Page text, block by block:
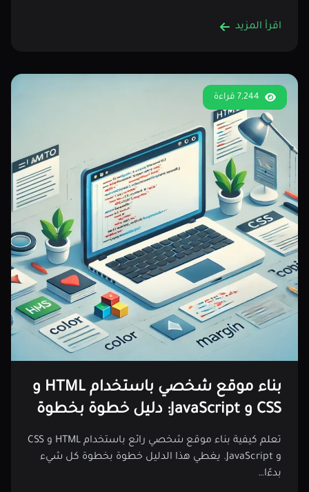
اقرأ المزيد
7,244 قراءة
بناء موقع شخصي باستخدام HTML و
CSS و JavaScript: دليل خطوة بخطوة
تعلم كيفية بناء موقع شخصي رائع باستخدام HTML و CSS
و JavaScript. يغطي هذا الدليل خطوة بخطوة كل شيء
بدءًا…